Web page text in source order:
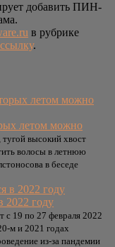
добавить ПИН-
в рубрике
.
летом можно
высокий хвост
волосы в летнюю
в беседе
2022 году
с 19 по 27 февраля 2022
м и 2021 годах
из-за пандемии